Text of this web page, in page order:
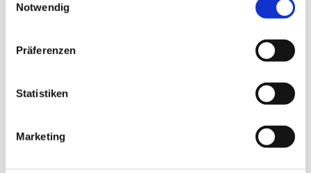
Notwendig
Präferenzen
Statistiken
Marketing